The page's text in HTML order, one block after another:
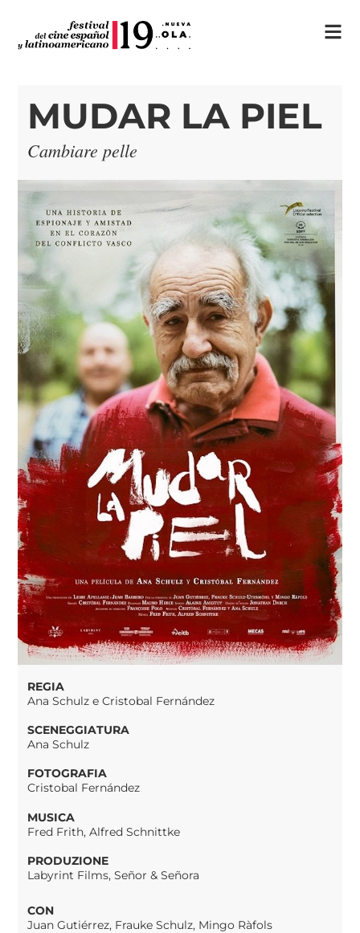
MUDAR LA PIEL
Cambiare pelle
REGIA
Ana Schulz e Cristobal Fernández
SCENEGGIATURA
Ana Schulz
FOTOGRAFIA
Cristobal Fernández
MUSICA
Fred Frith, Alfred Schnittke
PRODUZIONE
Labyrint Films, Señor & Señora
CON
Juan Gutiérrez, Frauke Schulz, Mingo Ràfols